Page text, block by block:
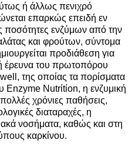
ή άλλως πενιχρό
επαρκώς επειδή εν
ποσότητες ενζύμων από την
και φρούτων, σύντομα
προδιάθεση για
έρευνα του πρωτοπόρου
της οποίας τα πορίσματα
Enzyme Nutrίtίon, η ενζυμική
χρόνιες παθήσεις,
διαταραχές, η
νοσήματα, καθώς και στη
καρκίνου.